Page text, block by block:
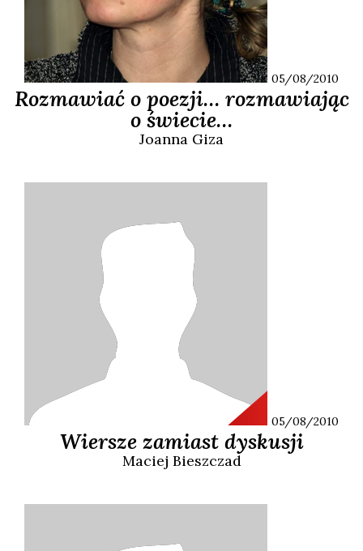
05/08/2010
Rozmawiać o poezji… rozmawiając
o świecie…
Joanna Giza
05/08/2010
Wiersze zamiast dyskusji
Maciej Bieszczad